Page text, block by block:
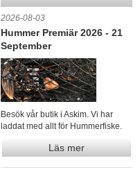
2026-08-03
Hummer Premiär 2026 - 21
September
Besök vår butik i Askim. Vi har
laddat med allt för Hummerfiske.
Läs mer